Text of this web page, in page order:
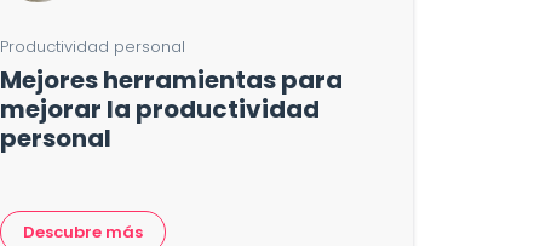
Productividad personal
Mejores herramientas para
mejorar la productividad
personal
Descubre más